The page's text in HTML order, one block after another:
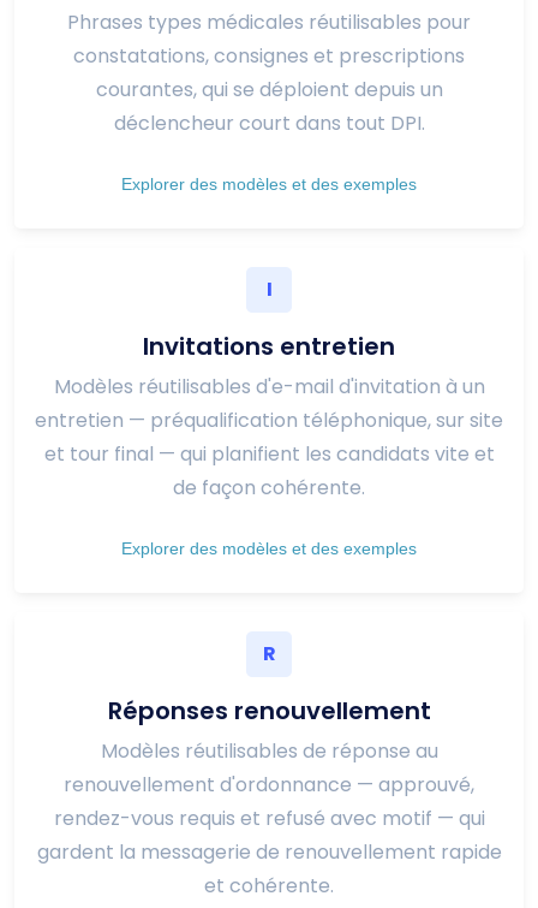
Phrases types médicales réutilisables pour
constatations, consignes et prescriptions
courantes, qui se déploient depuis un
déclencheur court dans tout DPI.
Explorer des modèles et des exemples
I
Invitations entretien
Modèles réutilisables d'e-mail d'invitation à un
entretien — préqualification téléphonique, sur site
et tour final — qui planifient les candidats vite et
de façon cohérente.
Explorer des modèles et des exemples
R
Réponses renouvellement
Modèles réutilisables de réponse au
renouvellement d'ordonnance — approuvé,
rendez-vous requis et refusé avec motif — qui
gardent la messagerie de renouvellement rapide
et cohérente.